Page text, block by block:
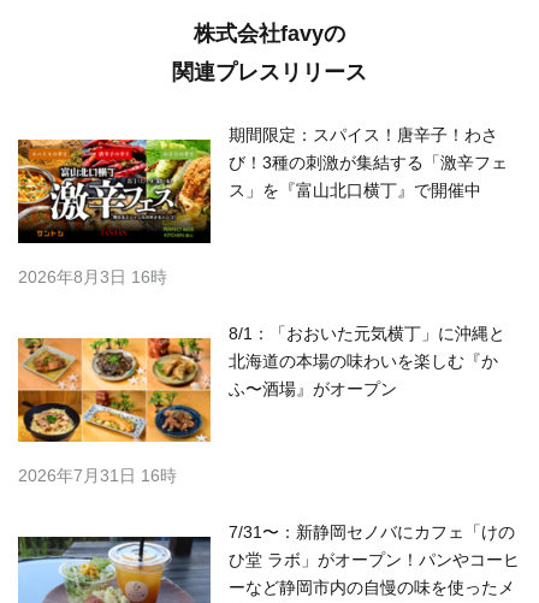
株式会社favyの
関連プレスリリース
期間限定：スパイス！唐辛子！わさ
び！3種の刺激が集結する「激辛フェ
ス」を『富山北口横丁』で開催中
2026年8月3日 16時
8/1：「おおいた元気横丁」に沖縄と
北海道の本場の味わいを楽しむ『か
ふ〜酒場』がオープン
2026年7月31日 16時
7/31〜：新静岡セノバにカフェ「けの
ひ堂 ラボ」がオープン！パンやコーヒ
ーなど静岡市内の自慢の味を使ったメ